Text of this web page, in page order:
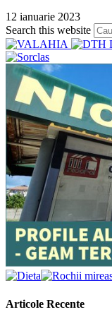
12 ianuarie 2023
Search this website
Articole Recente